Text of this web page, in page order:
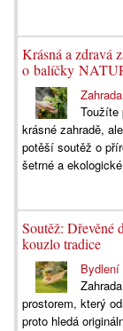
Krásná a zdravá
o balíčky
Toužíte
krásné zahradě,
potěší soutěž o
šetrné a
Soutěž: Dřevěné
kouzlo tradice
Bydlení
prostorem, který
proto hledá